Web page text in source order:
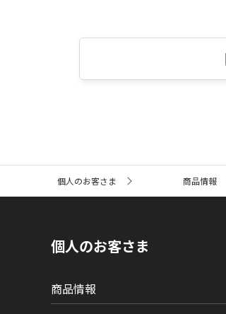
ト
個人のお客さま 商品情報
個人のお客さま
商品情報